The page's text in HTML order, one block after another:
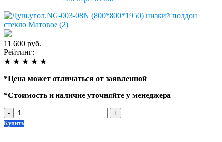
11 600 руб.
Рейтинг:
★ ★ ★ ★ ★
*Цена может отличаться от заявленной
*Стоимость и наличие уточняйте у менеджера
- +
Купить